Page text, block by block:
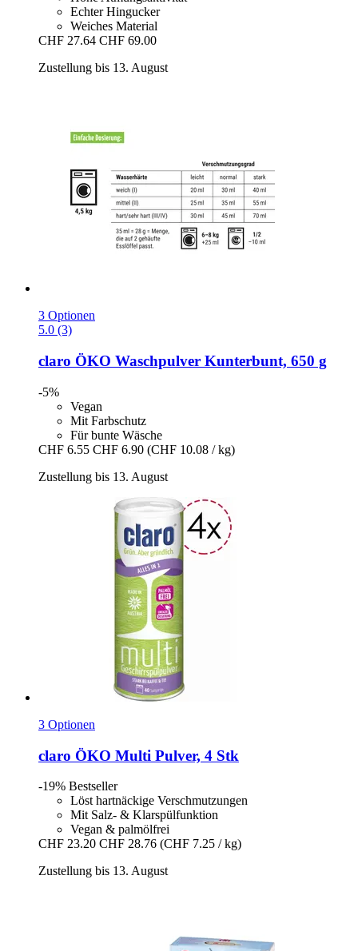
Echter Hingucker
Weiches Material
CHF 27.64 CHF 69.00
Zustellung bis 13. August
3 Optionen
5.0 (3)
claro ÖKO Waschpulver Kunterbunt, 650 g
-5%
Vegan
Mit Farbschutz
Für bunte Wäsche
CHF 6.55 CHF 6.90 (CHF 10.08 / kg)
Zustellung bis 13. August
3 Optionen
claro ÖKO Multi Pulver, 4 Stk
-19% Bestseller
Löst hartnäckige Verschmutzungen
Mit Salz- & Klarspülfunktion
Vegan & palmölfrei
CHF 23.20 CHF 28.76 (CHF 7.25 / kg)
Zustellung bis 13. August